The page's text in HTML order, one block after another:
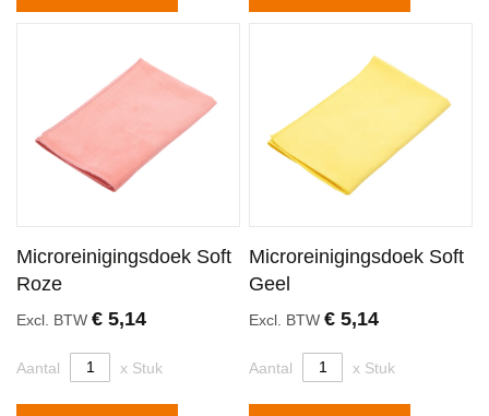
Microreinigingsdoek Soft
Roze
Excl. BTW € 5,14
Aantal x Stuk
Microreinigingsdoek Soft
Geel
Excl. BTW€ 5,14
Aantal x Stuk